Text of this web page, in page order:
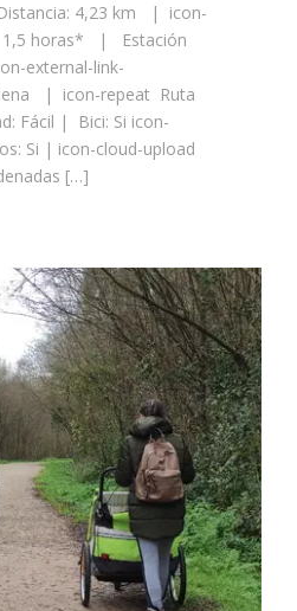
4,23 km | icon-
1,5 horas* | Estación
external-link-
| icon-repeat Ruta
Fácil | Bici: Si icon-
Si | icon-cloud-upload
[…]